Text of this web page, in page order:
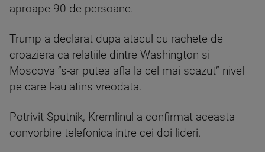
aproape 90 de persoane.
Trump a declarat dupa atacul cu rachete de
croaziera ca relatiile dintre Washington si
Moscova ”s-ar putea afla la cel mai scazut” nivel
pe care l-au atins vreodata.
Potrivit Sputnik, Kremlinul a confirmat aceasta
convorbire telefonica intre cei doi lideri.